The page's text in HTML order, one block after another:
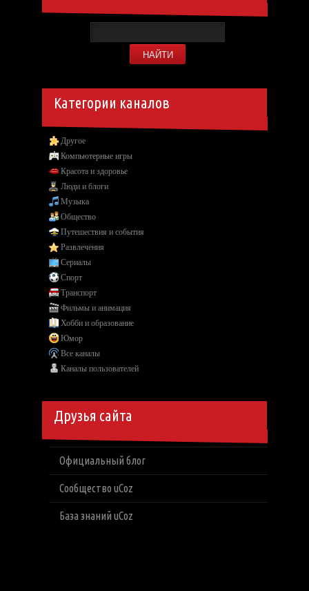
Категории каналов
Другое
Компьютерные игры
Красота и здоровье
Люди и блоги
Музыка
Общество
Путешествия и события
Развлечения
Сериалы
Спорт
Транспорт
Фильмы и анимация
Хобби и образование
Юмор
Все каналы
Каналы пользователей
Друзья сайта
Официальный блог
Сообщество uCoz
База знаний uCoz